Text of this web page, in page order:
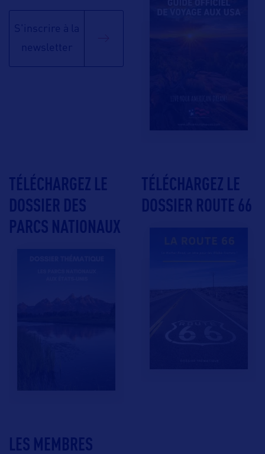
LES MEMBRES
S'inscrire à la
newsletter
TÉLÉCHARGEZ LE
DOSSIER DES
PARCS NATIONAUX
TÉLÉCHARGEZ LE
DOSSIER ROUTE 66